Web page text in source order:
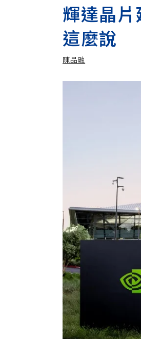
輝達晶
這麼說
陳品融